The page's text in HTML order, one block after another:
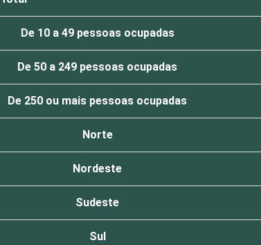
De 10 a 49 pessoas ocupadas
De 50 a 249 pessoas ocupadas
De 250 ou mais pessoas ocupadas
Norte
Nordeste
Sudeste
Sul